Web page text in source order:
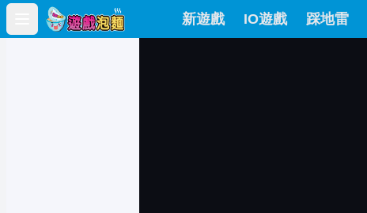
Open main menu
新遊戲 IO遊戲 踩地雷